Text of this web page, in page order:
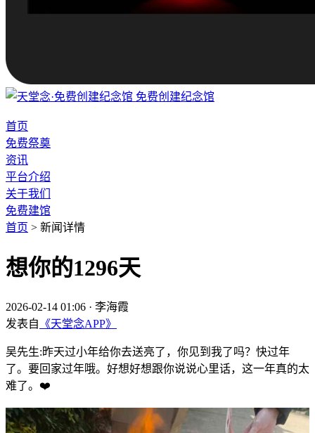
免费创建纪念馆
首页
免费祭奠
资讯
平台介绍
关于我们
免费建馆
首页 > 新闻详情
想你的1296天
2026-02-14 01:06 · 李海霞
发表自 《天堂念APP》
吴先生:昨天过小年给你去送亮了，你见到我了吗？快过年
了。要回家过年哦。好想好想跟你说说心里话，这一年真的太
难了。❤️